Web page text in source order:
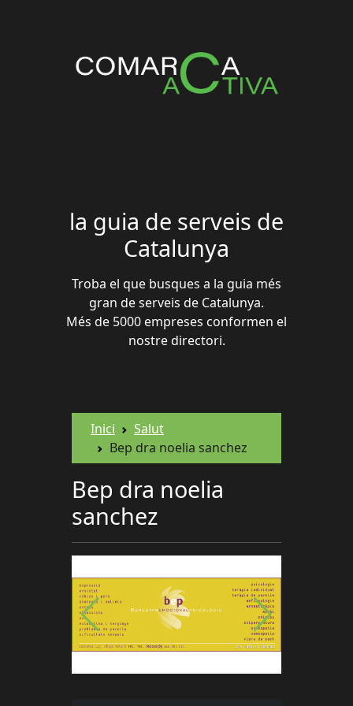
la guia de serveis de
Catalunya
Troba el que busques a la guia més
gran de serveis de Catalunya.
Més de 5000 empreses conformen el
nostre directori.
Inici
Salut
Bep dra noelia sanchez
Bep dra noelia
sanchez